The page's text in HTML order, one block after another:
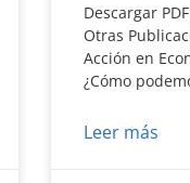
Descargar
Otras
Acción en
¿Cómo
Leer más